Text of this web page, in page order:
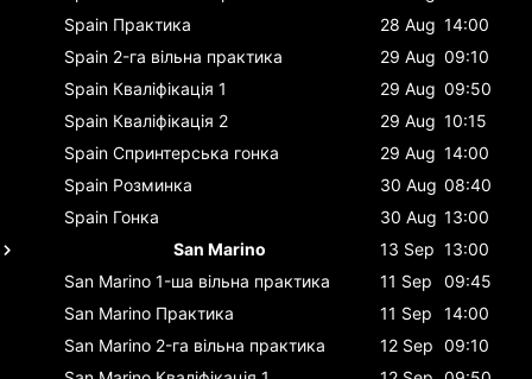
Spain Практика 28 Aug 14:00
Spain 2-га вільна практика 29 Aug 09:10
Spain Кваліфікація 1 29 Aug 09:50
Spain Кваліфікація 2 29 Aug 10:15
Spain Спринтерська гонка 29 Aug 14:00
Spain Розминка 30 Aug 08:40
Spain Гонка 30 Aug 13:00
San Marino
13 Sep 13:00
San Marino 1-ша вільна практика 11 Sep
09:45
San Marino Практика 11 Sep
14:00
San Marino 2-га вільна практика 12 Sep 09:10